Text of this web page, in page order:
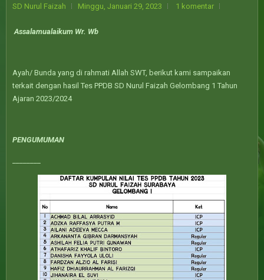
SD Nurul Faizah Minggu, Januari 29, 2023 1 komentar
Assalamualaikum Wr. Wb
Ayah/ Bunda yang di rahmati Allah SWT, berikut kami sampaikan
terkait dengan hasil Tes PPDB SD Nurul Faizah Gelombang 1 Tahun
Ajaran 2023/2024
PENGUMUMAN